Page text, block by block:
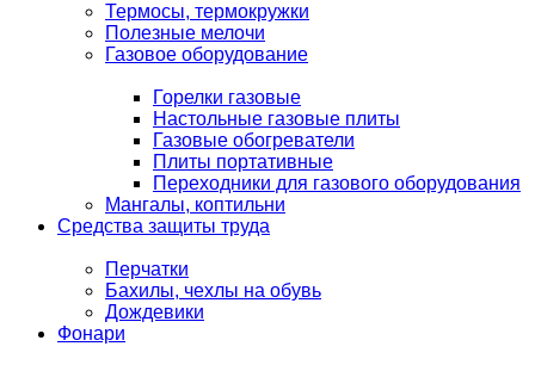
Термосы, термокружки
Полезные мелочи
Газовое оборудование
Горелки газовые
Настольные газовые плиты
Газовые обогреватели
Плиты портативные
Переходники для газового оборудования
Мангалы, коптильни
Средства защиты труда
Перчатки
Бахилы, чехлы на обувь
Дождевики
Фонари